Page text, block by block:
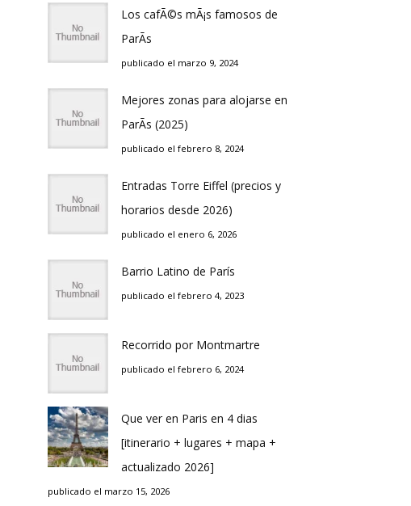
Los cafÃ©s mÃ¡s famosos de
ParÃ­s
publicado el marzo 9, 2024
Mejores zonas para alojarse en
ParÃ­s (2025)
publicado el febrero 8, 2024
Entradas Torre Eiffel (precios y
horarios desde 2026)
publicado el enero 6, 2026
Barrio Latino de Parí­s
publicado el febrero 4, 2023
Recorrido por Montmartre
publicado el febrero 6, 2024
Que ver en Pari­s en 4 di­as
[itinerario + lugares + mapa +
actualizado 2026]
publicado el marzo 15, 2026